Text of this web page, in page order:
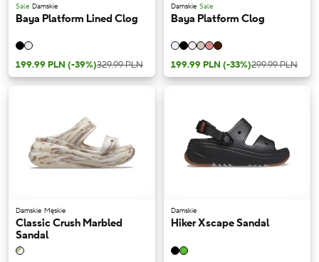
Sale Damskie
Baya Platform Lined Clog
199.99 PLN (-39%)329.99 PLN
Damskie Sale
Baya Platform Clog
199.99 PLN (-33%)299.99 PLN
Damskie Męskie
Classic Crush Marbled
Sandal
Damskie
Hiker Xscape Sandal